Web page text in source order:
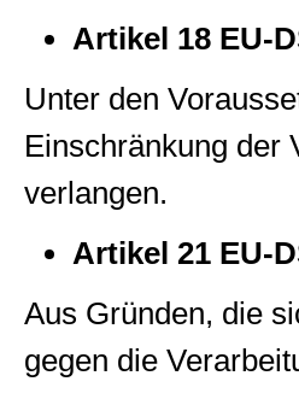
Artikel 18 EU-
Unter den
Einschränkung der
verlangen.
Artikel 21
Aus Gründen, die
gegen die